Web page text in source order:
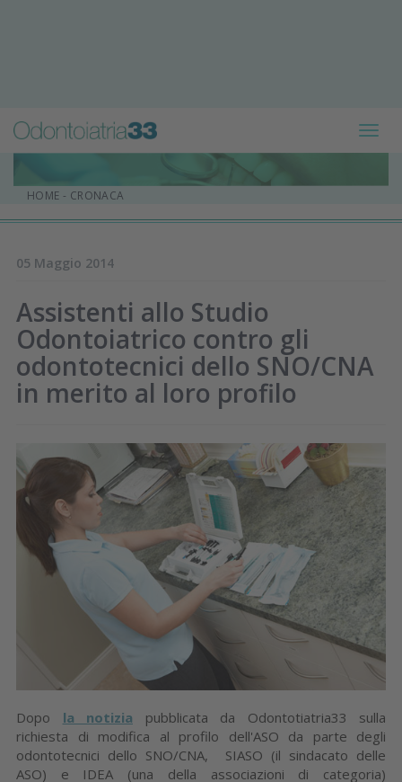
HOME - CRONACA
05 Maggio 2014
Assistenti allo Studio
Odontoiatrico contro gli
odontotecnici dello SNO/CNA
in merito al loro profilo
Dopo la notizia
pubblicata da Odontotiatria33 sulla
richiesta di modifica al profilo dell'ASO da parte degli
odontotecnici dello SNO/CNA, SIASO (il sindacato delle
ASO) e IDEA (una della associazioni di categoria)